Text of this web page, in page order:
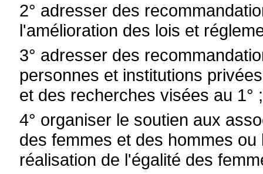
2° adresser des
l'amélioration des lois et
3° adresser des
personnes et institutions
et des recherches visées au 1° ;
4° organiser le soutien aux
des femmes et des hommes
réalisation de l'égalité des